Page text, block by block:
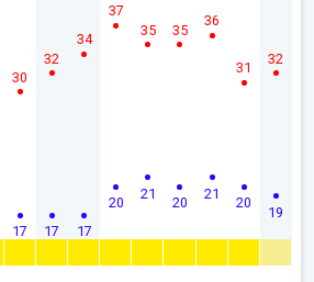
17
30
17
32
17
34
20
37
21
35
20
35
21
36
20
31
19
32